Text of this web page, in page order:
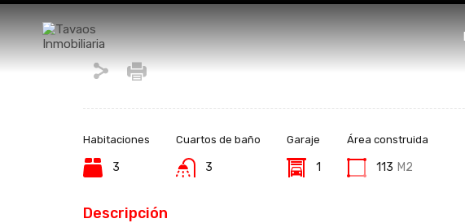
Habitaciones
3
Cuartos de baño
3
Garaje
1
Área construida
113 M2
Descripción